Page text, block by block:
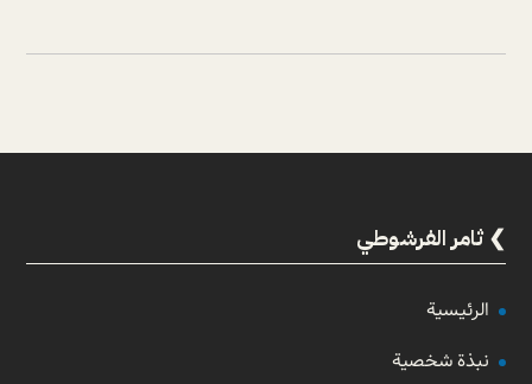
ثامر الفرشوطي
الرئيسية
نبذة شخصية